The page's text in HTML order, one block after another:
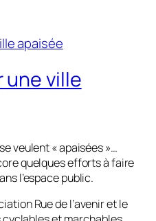
une ville
veulent « apaisées »…
quelques efforts à faire
l’espace public.
Rue de l’avenir et le